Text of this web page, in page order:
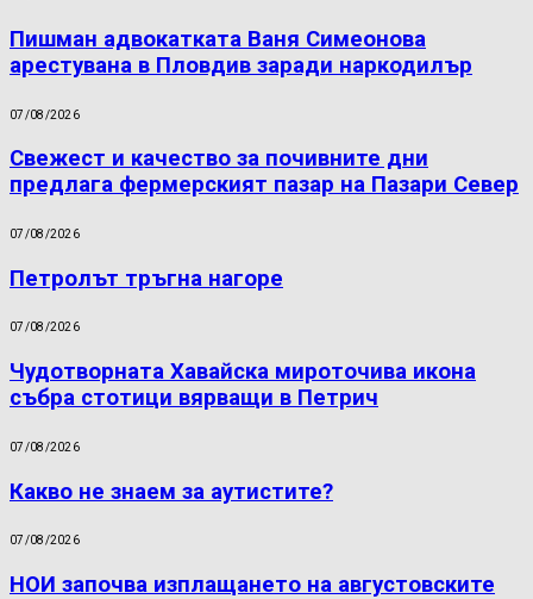
Пишман адвокатката Ваня Симеонова
арестувана в Пловдив заради наркодилър
07/08/2026
Свежест и качество за почивните дни
предлага фермерският пазар на Пазари Север
07/08/2026
Петролът тръгна нагоре
07/08/2026
Чудотворната Хавайска мироточива икона
събра стотици вярващи в Петрич
07/08/2026
Какво не знаем за аутистите?
07/08/2026
НОИ започва изплащането на августовските